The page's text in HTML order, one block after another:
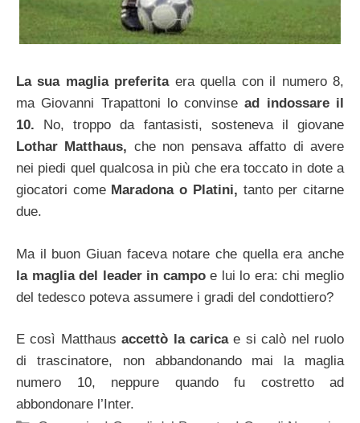
La sua maglia preferitaera quella con il numero 8,
ma Giovanni Trapattoni lo convinsead indossare il
10. No, troppo da fantasisti, sosteneva il giovane
Lothar Matthaus, che non pensava affatto di avere
nei piedi quel qualcosa in più che era toccato in dote a
giocatori come Maradona o Platini, tanto per citarne
due.
Ma il buon Giuan faceva notare che quella era anche
la maglia del leader in campoe lui lo era: chi meglio
del tedesco poteva assumere i gradi del condottiero?
E così Matthausaccettò la caricae si calò nel ruolo
di trascinatore, non abbandonando mai la maglia
numero 10, neppure quando fu costretto ad
abbondonare l’Inter.